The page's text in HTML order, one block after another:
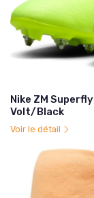
Nike ZM
Volt/Black
Voir le détail